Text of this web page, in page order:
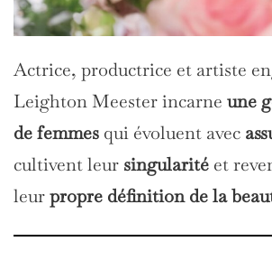
Actrice, productrice et artiste
Leighton Meester incarne une
defemmes qui évoluent avec
cultivent leur singularité et
leurpropre définition de la